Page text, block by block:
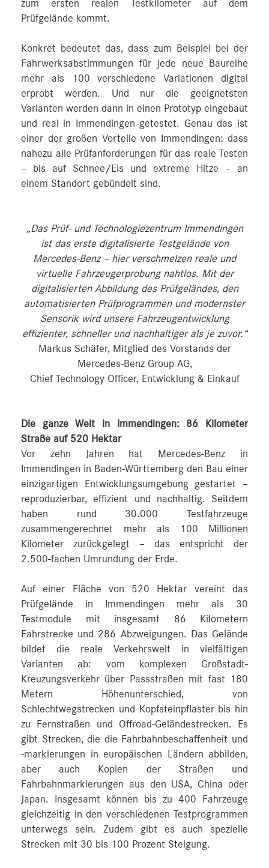
zum ersten realen Testkilometer auf dem
Prüfgelände kommt.
Konkret bedeutet das, dass zum Beispiel bei der
Fahrwerksabstimmungen für jede neue Baureihe
mehr als 100 verschiedene Variationen digital
erprobt werden. Und nur die geeignetsten
Varianten werden dann in einen Prototyp eingebaut
und real in Immendingen getestet. Genau das ist
einer der großen Vorteile von Immendingen: dass
nahezu alle Prüfanforderungen für das reale Testen
– bis auf Schnee/Eis und extreme Hitze – an
einem Standort gebündelt sind.
„Das Prüf- und Technologiezentrum Immendingen
ist das erste digitalisierte Testgelände von
Mercedes‑Benz – hier verschmelzen reale und
virtuelle Fahrzeugerprobung nahtlos. Mit der
digitalisierten Abbildung des Prüfgeländes, den
automatisierten Prüfprogrammen und modernster
Sensorik wird unsere Fahrzeugentwicklung
effizienter, schneller und nachhaltiger als je zuvor.“
Markus Schäfer, Mitglied des Vorstands der
Mercedes-Benz Group AG,
Chief Technology Officer, Entwicklung & Einkauf
Die ganze Welt in Immendingen: 86 Kilometer
Straße auf 520 Hektar
Vor zehn Jahren hat Mercedes-Benz in
Immendingen in Baden-Württemberg den Bau einer
einzigartigen Entwicklungsumgebung gestartet –
reproduzierbar, effizient und nachhaltig. Seitdem
haben rund 30.000 Testfahrzeuge
zusammengerechnet mehr als 100 Millionen
Kilometer zurückgelegt – das entspricht der
2.500‑fachen Umrundung der Erde.
Auf einer Fläche von 520 Hektar vereint das
Prüfgelände in Immendingen mehr als 30
Testmodule mit insgesamt 86 Kilometern
Fahrstrecke und 286 Abzweigungen. Das Gelände
bildet die reale Verkehrswelt in vielfältigen
Varianten ab: vom komplexen Großstadt-
Kreuzungsverkehr über Passstraßen mit fast 180
Metern Höhenunterschied, von
Schlechtwegstrecken und Kopfsteinpflaster bis hin
zu Fernstraßen und Offroad-Geländestrecken. Es
gibt Strecken, die die Fahrbahnbeschaffenheit und
-markierungen in europäischen Ländern abbilden,
aber auch Kopien der Straßen und
Fahrbahnmarkierungen aus den USA, China oder
Japan. Insgesamt können bis zu 400 Fahrzeuge
gleichzeitig in den verschiedenen Testprogrammen
unterwegs sein. Zudem gibt es auch spezielle
Strecken mit 30 bis 100 Prozent Steigung.